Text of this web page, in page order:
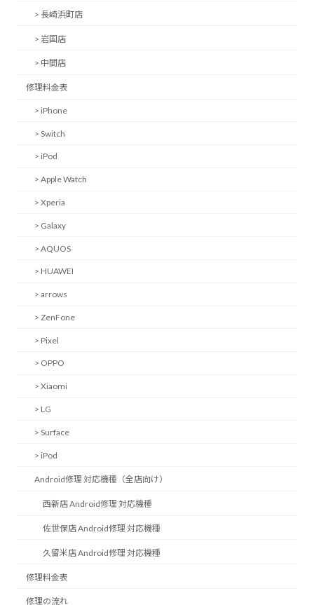
> 長崎浜町店
> 岩国店
> 中間店
修理料金表
> iPhone
> Switch
> iPod
> Apple Watch
> Xperia
> Galaxy
> AQUOS
> HUAWEI
> arrows
> ZenFone
> Pixel
> OPPO
> Xiaomi
> LG
> Surface
> iPod
Android修理 対応機種（全店向け）
西新店 Android修理 対応機種
佐世保店 Android修理 対応機種
久留米店 Android修理 対応機種
修理料金表
修理の流れ